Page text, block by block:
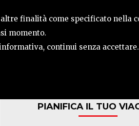
finalità come specificato nella
momento.
continui senza accettare.
CONTATTI CERCA
PIANIFICA IL TUO